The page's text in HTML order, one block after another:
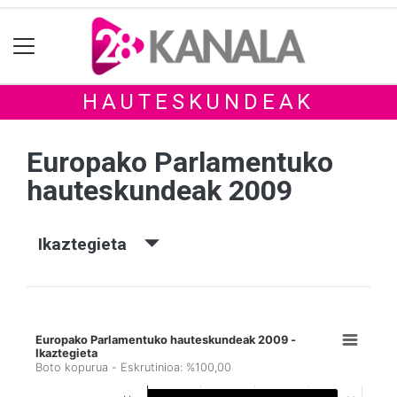
HAUTESKUNDEAK
Europako Parlamentuko
hauteskundeak 2009
Ikaztegieta
Europako Parlamentuko hauteskundeak 2009 -
Ikaztegieta
Boto kopurua - Eskrutinioa: %100,00